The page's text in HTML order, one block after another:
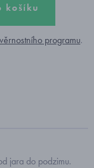
košíku
věrnostního programu.
jara do podzimu.